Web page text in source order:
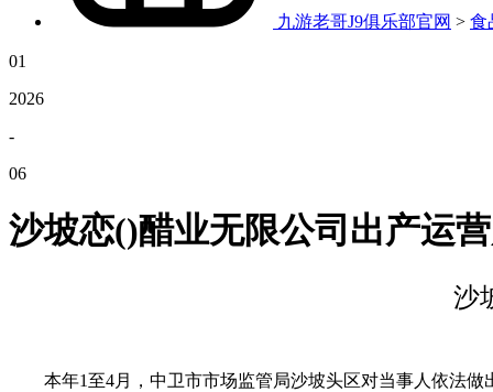
九游老哥J9俱乐部官网 > 食
01
2026
-
06
沙坡恋()醋业无限公司出产运
沙
本年1至4月，中卫市市场监管局沙坡头区对当事人依法做